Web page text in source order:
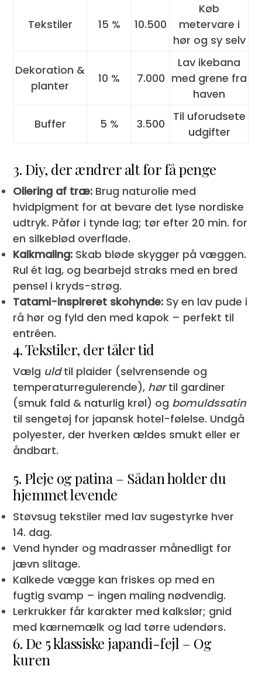
Tekstiler 15 % 10.500
Køb
metervare i
hør og sy selv
Dekoration &
planter
10 % 7.000
Lav ikebana
med grene fra
haven
Buffer 5 % 3.500
Til uforudsete
udgifter
3. Diy, der ændrer alt for få penge
Oliering af træ: Brug naturolie med
hvidpigment for at bevare det lyse nordiske
udtryk. Påfør i tynde lag; tør efter 20 min. for
en silkeblød overflade.
Kalkmaling: Skab bløde skygger på væggen.
Rul ét lag, og bearbejd straks med en bred
pensel i kryds-strøg.
Tatami-inspireret skohynde: Sy en lav pude i
rå hør og fyld den med kapok – perfekt til
entréen.
4. Tekstiler, der tåler tid
Vælg uldtil plaider (selvrensende og
temperaturregulerende), hørtil gardiner
(smuk fald & naturlig krøl) og bomuldssatin
til sengetøj for japansk hotel-følelse. Undgå
polyester, der hverken ældes smukt eller er
åndbart.
5. Pleje og patina – Sådan holder du
hjemmet levende
Støvsug tekstiler med lav sugestyrke hver
14. dag.
Vend hynder og madrasser månedligt for
jævn slitage.
Kalkede vægge kan friskes op med en
fugtig svamp – ingen maling nødvendig.
Lerkrukker får karakter med kalkslør; gnid
med kærnemælk og lad tørre udendørs.
6. De 5 klassiske japandi-fejl – Og
kuren